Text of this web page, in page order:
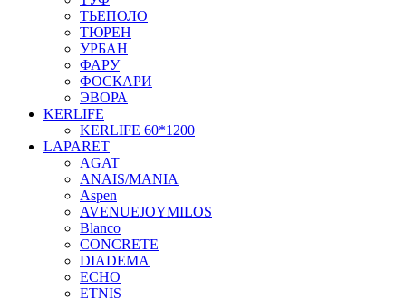
ТЬЕПОЛО
ТЮРЕН
УРБАН
ФАРУ
ФОСКАРИ
ЭВОРА
KERLIFE
KERLIFE 60*1200
LAPARET
AGAT
ANAIS/MANIA
Aspen
AVENUEJOYMILOS
Blanco
CONCRETE
DIADEMA
ECHO
ETNIS